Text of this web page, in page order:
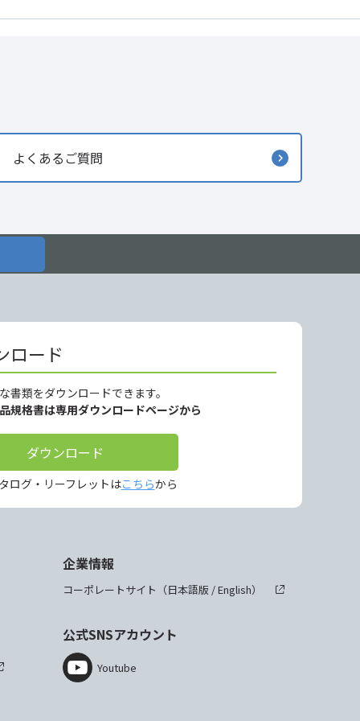
よくあるご質問
ロード
書類をダウンロードできます。
規格書は専用ダウンロードページから
ダウンロード
ログ・リーフレットはこちらから
企業情報
コーポレートサイト（日本語版 /English）
公式SNSアカウント
Youtube